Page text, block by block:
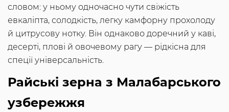
словом: у ньому одночасно чути свіжість
евкаліпта, солодкість, легку камфорну прохолоду
й цитрусову нотку. Він однаково доречний у каві,
десерті, плові й овочевому рагу — рідкісна для
спеції універсальність.
Райські зерна з Малабарського
узбережжя